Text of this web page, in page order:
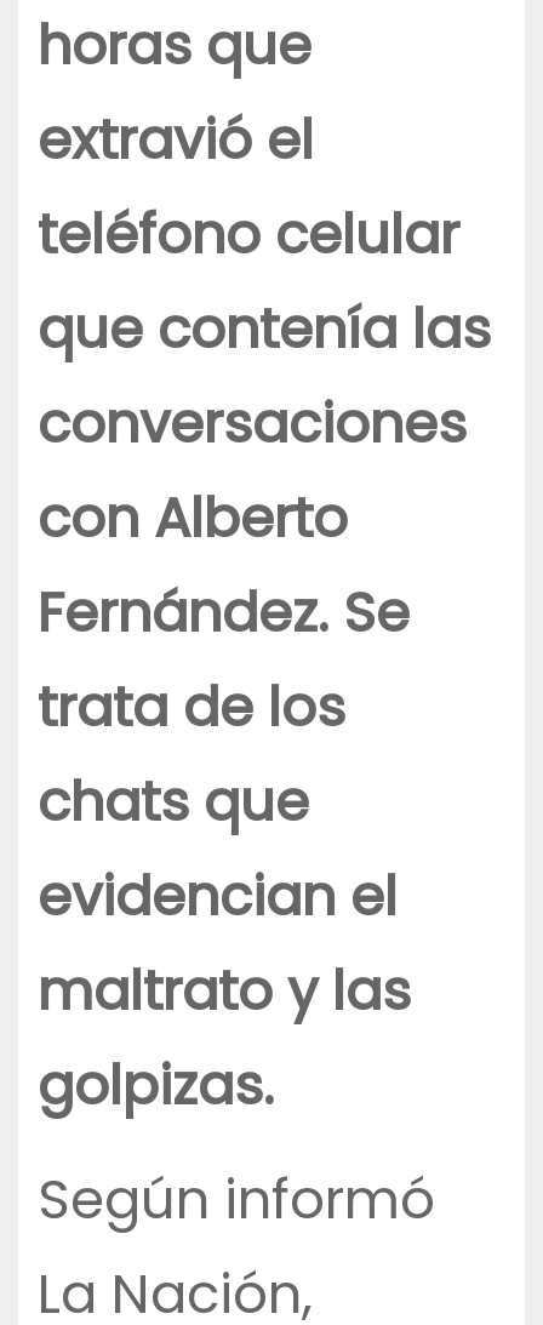
horas que
extravió el
teléfono celular
que contenía las
conversaciones
con Alberto
Fernández. Se
trata de los
chats que
evidencian el
maltrato y las
golpizas.
Según informó
La Nación,